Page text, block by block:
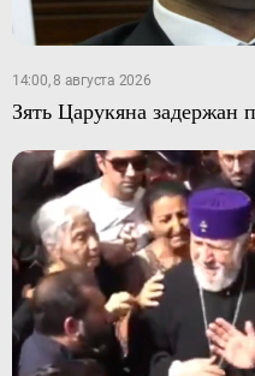
14:00, 8 августа 2026
Зять Царукяна задержан